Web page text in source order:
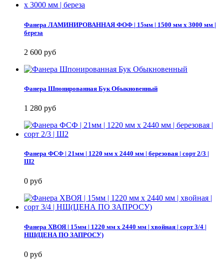
Фанера ЛАМИНИРОВАННАЯ ФОФ | 15мм | 1500 мм х 3000 мм |
береза
2 600 руб
Фанера Шпонированная Бук Обыкновенный
1 280 руб
Фанера ФСФ | 21мм | 1220 мм х 2440 мм | березовая | сорт 2/3 |
Ш2
0 руб
Фанера ХВОЯ | 15мм | 1220 мм х 2440 мм | хвойная | сорт 3/4 |
НШ(ЦЕНА ПО ЗАПРОСУ)
0 руб